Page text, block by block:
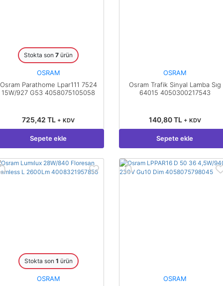
Stokta son 7 ürün
OSRAM
Osram Parathome Lpar111 7524
15W/927 G53 4058075105058
725,42 TL + KDV
Sepete ekle
OSRAM
Osram Trafik Sinyal Lamba Sıg
64015 4050300217543
140,80 TL + KDV
Sepete ekle
Stokta son 1 ürün
OSRAM
OSRAM